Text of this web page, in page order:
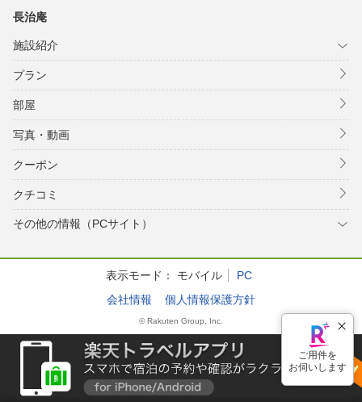
長治庵
施設紹介
プラン
部屋
写真・動画
クーポン
クチコミ
その他の情報（PCサイト）
表示モード： モバイル
PC
会社情報
個人情報保護方針
© Rakuten Group, Inc.
ご用件を
お伺いします